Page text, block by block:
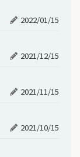
2022/01/15
2021/12/15
2021/11/15
2021/10/15